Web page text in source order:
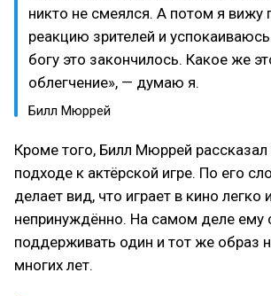
никто не смеялся. А потом я вижу
реакцию зрителей и
богу это закончилось. Какое же
облегчение», — думаю я.
Билл Мюррей
Кроме того, Билл Мюррей
подходе к актёрской игре. По его
делает вид, что играет в кино легко и
непринуждённо. На самом деле ему
поддерживать один и тот же образ
многих лет.